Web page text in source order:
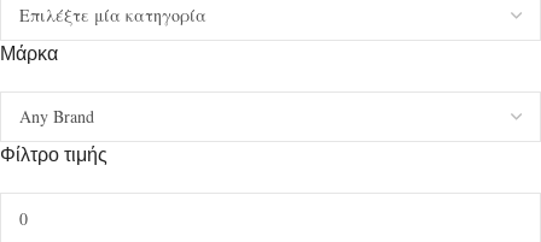
Μάρκα
Φίλτρο τιμής